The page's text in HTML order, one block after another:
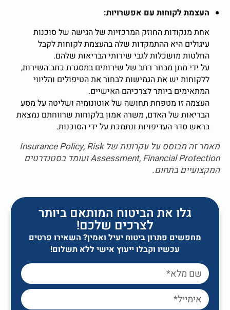
לקוחות עם אפשרויות:
החוזק המרכזיות של הגישה של סוכנות
היא ההתמקדות שלה בהעצמת לקוחות לקבל
מושכלות לגבי שירותי הבריאות שלהם.
מתן מבחר רחב של שירותים במסגרת כתב השירות,
יש את הגמישות לבחור את הטיפולים והליווי
ביותר לצרכיהם האישיים.
זו מטפחת תחושה של אוטונומיה ושליטה על מסע
של האדם, משרה אמון בלקוחות שרווחתם נמצאת
העדיפויות ונתמכת על ידי הסוכנות.
מאמר זה מבוסס על עקרונות של Insurance Policy, Risk
Assessment, Financial Protection ועומד בסטנדרטים
בתחום.
גלו את הביטוח המותאם ביותר
לצרכים שלכם!
פתרון ביטוח יעיל ואמין? השאירו פרטים
עכשיו וקבלו ייעוץ אישי ללא תשלום!